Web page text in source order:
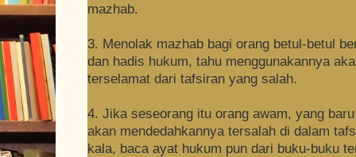
mazhab.
3. Menolak mazhab bagi orang betul-betul
dan hadis hukum, tahu menggunakannya
terselamat dari tafsiran yang salah.
4. Jika seseorang itu orang awam, yang
akan mendedahkannya tersalah di dalam
kala, baca ayat hukum pun dari buku-buku